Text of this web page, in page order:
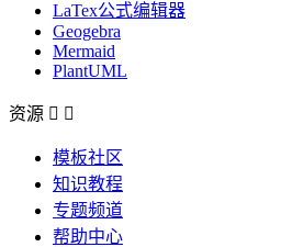
LaTex公式编辑器
Geogebra
Mermaid
PlantUML
资源  
模板社区
知识教程
专题频道
帮助中心